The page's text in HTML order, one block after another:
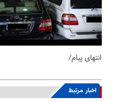
انتهای پیام/
اخبار مرتبط